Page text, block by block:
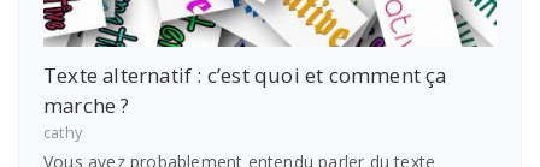
Texte alternatif : c’est quoi et comment ça
marche ?
cathy
Vous avez probablement entendu parler du texte